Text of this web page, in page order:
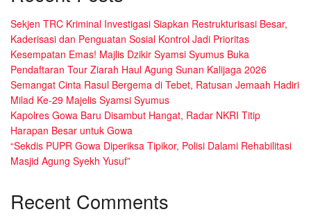
Sekjen TRC Kriminal Investigasi Siapkan Restrukturisasi Besar,
Kaderisasi dan Penguatan Sosial Kontrol Jadi Prioritas
Kesempatan Emas! Majlis Dzikir Syamsi Syumus Buka
Pendaftaran Tour Ziarah Haul Agung Sunan Kalijaga 2026
Semangat Cinta Rasul Bergema di Tebet, Ratusan Jemaah Hadiri
Milad Ke-29 Majelis Syamsi Syumus
Kapolres Gowa Baru Disambut Hangat, Radar NKRI Titip
Harapan Besar untuk Gowa
“Sekdis PUPR Gowa Diperiksa Tipikor, Polisi Dalami Rehabilitasi
Masjid Agung Syekh Yusuf”
Recent Comments